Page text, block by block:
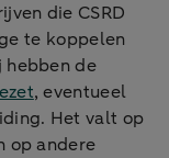
die CSRD
te koppelen
hebben de
, eventueel
Het valt op
op andere